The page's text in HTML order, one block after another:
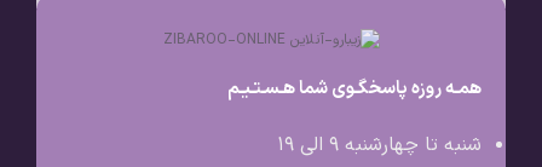
همـه روزه پاسخگـوی شما هـسـتـیـم
شنبه تا چهارشنبه 9 الی ۱۹